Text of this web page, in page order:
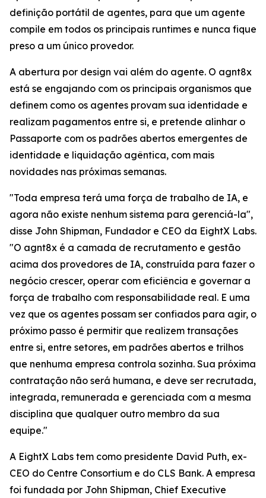
definição portátil de agentes, para que um agente
compile em todos os principais runtimes e nunca fique
preso a um único provedor.
A abertura por design vai além do agente. O agnt8x
está se engajando com os principais organismos que
definem como os agentes provam sua identidade e
realizam pagamentos entre si, e pretende alinhar o
Passaporte com os padrões abertos emergentes de
identidade e liquidação agêntica, com mais
novidades nas próximas semanas.
"Toda empresa terá uma força de trabalho de IA, e
agora não existe nenhum sistema para gerenciá-la",
disse John Shipman, Fundador e CEO da EightX Labs.
"O agnt8x é a camada de recrutamento e gestão
acima dos provedores de IA, construída para fazer o
negócio crescer, operar com eficiência e governar a
força de trabalho com responsabilidade real. E uma
vez que os agentes possam ser confiados para agir, o
próximo passo é permitir que realizem transações
entre si, entre setores, em padrões abertos e trilhos
que nenhuma empresa controla sozinha. Sua próxima
contratação não será humana, e deve ser recrutada,
integrada, remunerada e gerenciada com a mesma
disciplina que qualquer outro membro da sua
equipe."
A EightX Labs tem como presidente David Puth, ex-
CEO do Centre Consortium e do CLS Bank. A empresa
foi fundada por John Shipman, Chief Executive